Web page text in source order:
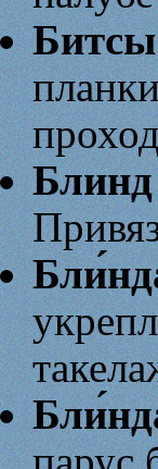
Битсы
Блинд